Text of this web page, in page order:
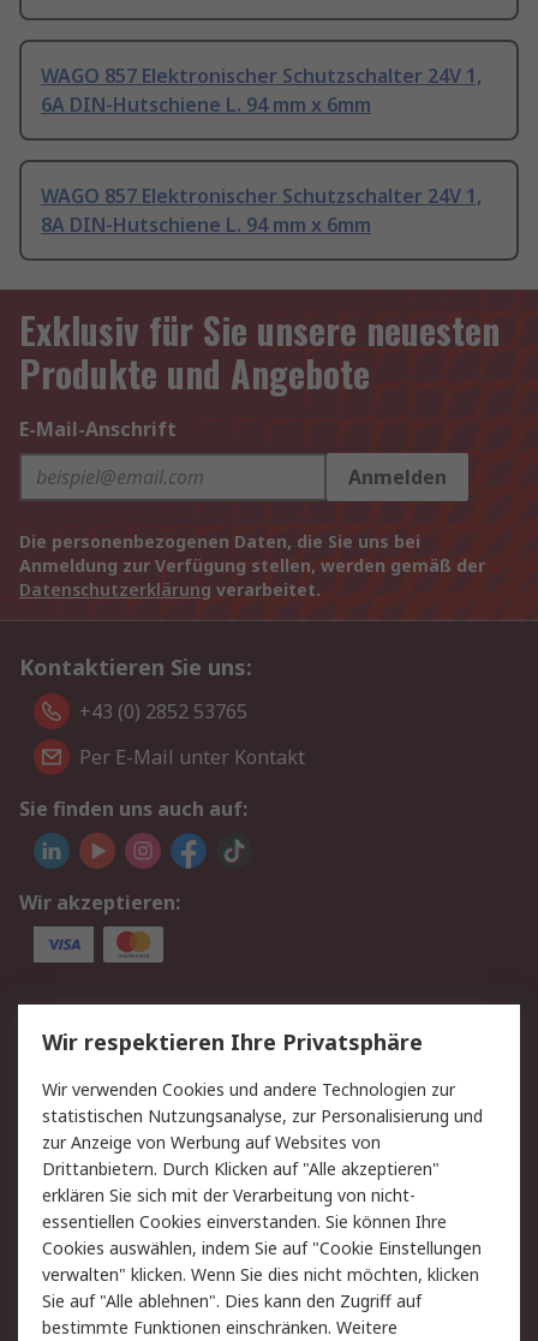
WAGO 857 Elektronischer Schutzschalter 24V 1,
6A DIN-Hutschiene L. 94 mm x 6mm
WAGO 857 Elektronischer Schutzschalter 24V 1,
8A DIN-Hutschiene L. 94 mm x 6mm
Exklusiv für Sie unsere neuesten
Produkte und Angebote
E-Mail-Anschrift
Anmelden
Die personenbezogenen Daten, die Sie uns bei
Anmeldung zur Verfügung stellen, werden gemäß der
Datenschutzerklärung verarbeitet.
Kontaktieren Sie uns:
+43 (0) 2852 53765
Per E-Mail unter Kontakt
Sie finden uns auch auf:
Wir akzeptieren:
Service
Value Added Services
Lieferlösungen
Rücksendung/Entsorgung Kontakt
Hilfe
Rechtliches
RS Verkaufs- und
Lieferbedingungen
Datenschutz
Cookie-Richtlinie
Zahlungsbedingungen
Impressum
Webseite Konditionen
Wir respektieren Ihre Privatsphäre
Wir verwenden Cookies und andere Technologien zur
statistischen Nutzungsanalyse, zur Personalisierung und
zur Anzeige von Werbung auf Websites von
Drittanbietern. Durch Klicken auf "Alle akzeptieren"
erklären Sie sich mit der Verarbeitung von nicht-
essentiellen Cookies einverstanden. Sie können Ihre
Cookies auswählen, indem Sie auf "Cookie Einstellungen
verwalten" klicken. Wenn Sie dies nicht möchten, klicken
Sie auf "Alle ablehnen". Dies kann den Zugriff auf
bestimmte Funktionen einschränken. Weitere